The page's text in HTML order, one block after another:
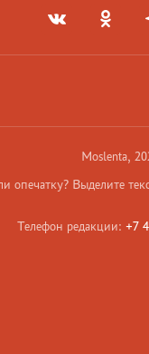
Moslenta,
опечатку? Выделите
Телефон редакции: +7